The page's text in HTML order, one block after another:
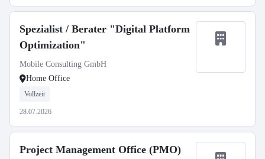
Spezialist / Berater "Digital Platform
Optimization"
Mobile Consulting GmbH
Home Office
Vollzeit
28.07.2026
Project Management Office (PMO)